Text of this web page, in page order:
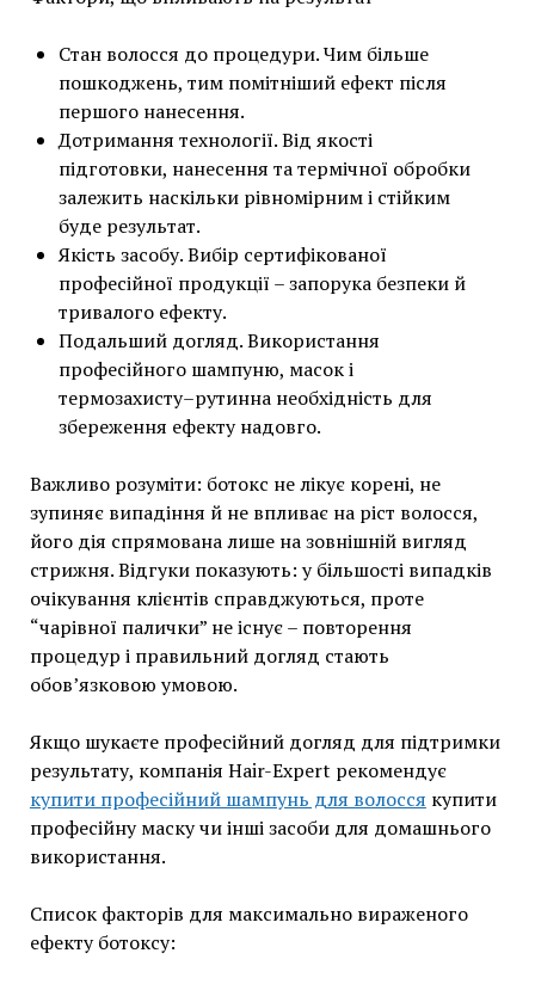
Стан волосся до процедури. Чим більше
пошкоджень, тим помітніший ефект після
першого нанесення.
Дотримання технології. Від якості
підготовки, нанесення та термічної обробки
залежить наскільки рівномірним і стійким
буде результат.
Якість засобу. Вибір сертифікованої
професійної продукції – запорука безпеки й
тривалого ефекту.
Подальший догляд. Використання
професійного шампуню, масок і
термозахисту–рутинна необхідність для
збереження ефекту надовго.
Важливо розуміти: ботокс не лікує корені, не
зупиняє випадіння й не впливає на ріст волосся,
його дія спрямована лише на зовнішній вигляд
стрижня. Відгуки показують: у більшості випадків
очікування клієнтів справджуються, проте
“чарівної палички” не існує – повторення
процедур і правильний догляд стають
обов’язковою умовою.
Якщо шукаєте професійний догляд для підтримки
результату, компанія Hair-Expert рекомендує
купити професійний шампунь для волосся купити
професійну маску чи інші засоби для домашнього
використання.
Список факторів для максимально вираженого
ефекту ботоксу: